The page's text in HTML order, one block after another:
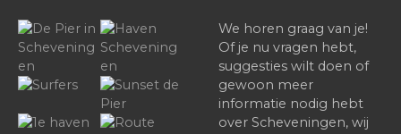
We horen graag van je!
Of je nu vragen hebt,
suggesties wilt doen of
gewoon meer
informatie nodig hebt
over Scheveningen, wij